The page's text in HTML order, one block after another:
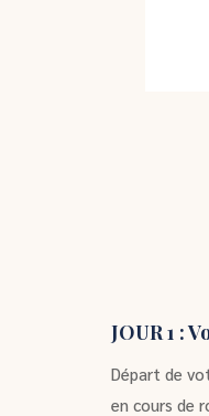
JOUR 1 :
Départ de
en cours de